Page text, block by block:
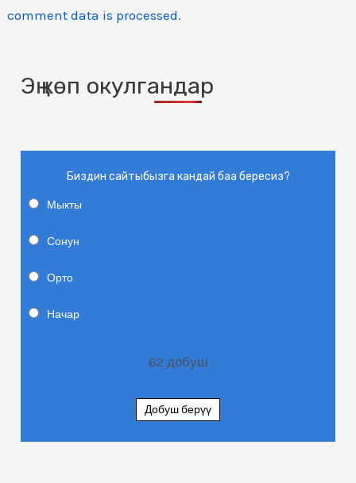
comment data is processed.
Эң көп окулгандар
Биздин сайтыбызга кандай баа бересиз?
Мыкты
Сонун
Орто
Начар
62 добуш
Добуш берүү